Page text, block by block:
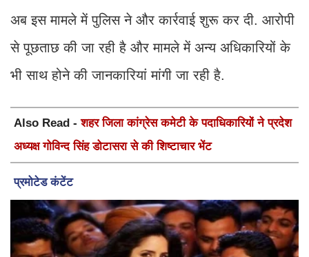
अब इस मामले में पुलिस ने और कार्रवाई शुरू कर दी. आरोपी
से पूछताछ की जा रही है और मामले में अन्य अधिकारियों के
भी साथ होने की जानकारियां मांगी जा रही है.
Also Read -शहर जिला कांग्रेस कमेटी के पदाधिकारियों ने प्रदेश
अध्यक्ष गोविन्द सिंह डोटासरा से की शिष्टाचार भेंट